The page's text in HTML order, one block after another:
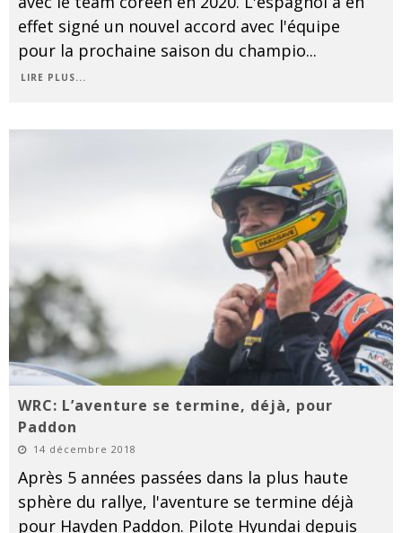
effet signé un nouvel accord avec l'équipe
pour la prochaine saison du champio...
LIRE PLUS...
WRC: L’aventure se termine, déjà, pour
Paddon
14 décembre 2018
Après 5 années passées dans la plus haute
sphère du rallye, l'aventure se termine déjà
pour Hayden Paddon. Pilote Hyundai depuis